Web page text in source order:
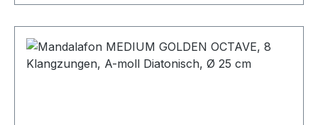
„Medium Golden Octave Steel“ ist ein Instrument
für Musikliebhaber, Coaches und
Klangtherapeuten. Es ist aus hochwertigem
Edelstahl gefertigt. Die acht Klangzungen haben